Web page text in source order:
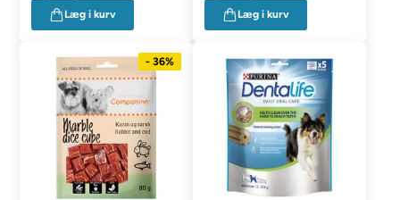
Læg i kurv Læg i kurv
- 36%